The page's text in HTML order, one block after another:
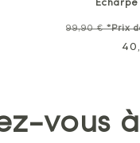
Prix
99,90 €*Prix
vous